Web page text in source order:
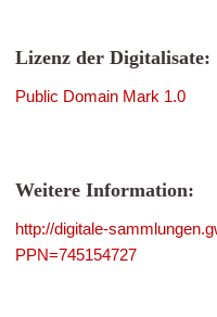
Lizenz der Digitalisate:
Public Domain Mark 1.0
Weitere Information:
http://digitale-
PPN=745154727